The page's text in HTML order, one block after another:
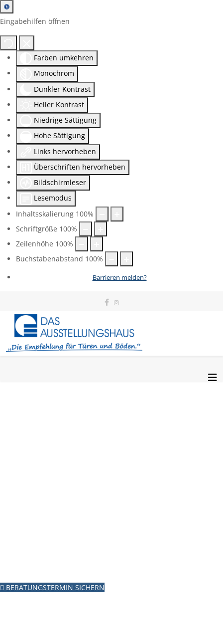
Eingabehilfen öffnen
Farben umkehren
Monochrom
Dunkler Kontrast
Heller Kontrast
Niedrige Sättigung
Hohe Sättigung
Links hervorheben
Überschriften hervorheben
Bildschirmleser
Lesemodus
Inhaltsskalierung 100%
Schriftgröße 100%
Zeilenhöhe 100%
Buchstabenabstand 100%
Barrieren melden?
BERATUNGSTERMIN SICHERN